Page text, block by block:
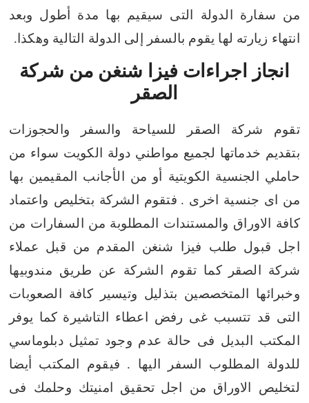
من سفارة الدولة التى سيقيم بها مدة أطول وبعد
انتهاء زيارته لها يقوم بالسفر إلى الدولة التالية وهكذا.
انجاز اجراءات فيزا شنغن من شركة
الصقر
تقوم شركة الصقر للسياحة والسفر والحجوزات
بتقديم خدماتها لجميع مواطني دولة الكويت سواء من
حاملي الجنسية الكويتية أو من الأجانب المقيمين بها
من اى جنسية اخرى . فتقوم الشركة بتخليص واعتماد
كافة الاوراق والمستندات المطلوبة من السفارات من
اجل قبول طلب فيزا شنغن المقدم من قبل عملاء
شركة الصقر
كما تقوم الشركة عن طريق مندوبيها
وخبرائها المتخصصين بتذليل وتيسير كافة الصعوبات
التى قد تتسبب غى رفض اعطاء التاشيرة كما يوفر
المكتب البديل فى حالة عدم وجود تمثيل دبلوماسي
للدولة المطلوب السفر اليها . فيقوم المكتب أيضا
لتخليص الاوراق من اجل تحقيق امنيتك وحلمك فى